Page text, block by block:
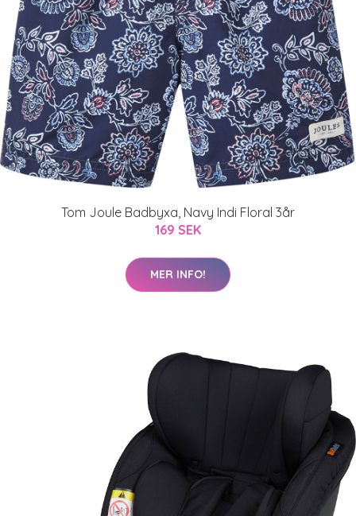
Tom Joule Badbyxa, Navy Indi Floral 3år
169 SEK
MER INFO!